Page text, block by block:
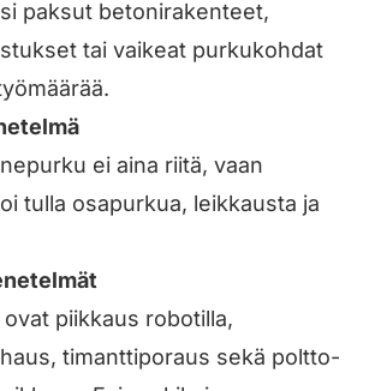
paksut betonirakenteet,
tai vaikeat purkukohdat
ei aina riitä, vaan
tulla osapurkua, leikkausta ja
piikkaus robotilla,
timanttiporaus sekä poltto-